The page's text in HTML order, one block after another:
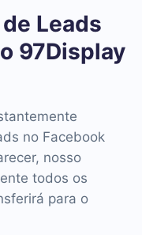
Leads
97Display
no Facebook
nosso
todos os
para o